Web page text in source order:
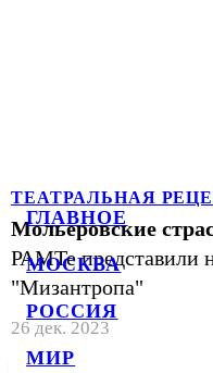
ГЛАВНОЕ
МОСКВА
РОССИЯ
МИР
ТЕАТРАЛЬНАЯ
Мольеровские
РАМТе представили
"Мизантропа"
26 дек. 2023